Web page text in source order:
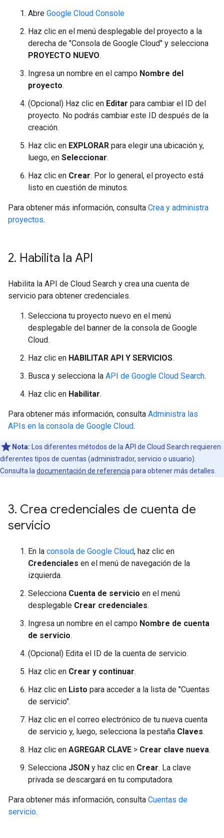
Abre Google Cloud Console
Haz clic en el menú desplegable del proyecto a la
derecha de "Consola de Google Cloud" y selecciona
PROYECTO NUEVO.
Ingresa un nombre en el campo Nombre del
proyecto.
(Opcional) Haz clic en Editar para cambiar el ID del
proyecto. No podrás cambiar este ID después de la
creación.
Haz clic en EXPLORAR para elegir una ubicación y,
luego, en Seleccionar.
Haz clic en Crear. Por lo general, el proyecto está
listo en cuestión de minutos.
Para obtener más información, consulta Crea y administra
proyectos.
2. Habilita la API
Habilita la API de Cloud Search y crea una cuenta de
servicio para obtener credenciales.
Selecciona tu proyecto nuevo en el menú
desplegable del banner de la consola de Google
Cloud.
Haz clic en HABILITAR API Y SERVICIOS.
Busca y selecciona la API de Google Cloud Search.
Haz clic en Habilitar.
Para obtener más información, consulta Administra las
APIs en la consola de Google Cloud.
Nota: Los diferentes métodos de la API de Cloud Search requieren
diferentes tipos de cuentas (administrador, servicio o usuario).
Consulta la documentación de referencia para obtener más detalles.
3. Crea credenciales de cuenta de
servicio
En la consola de Google Cloud, haz clic en
Credenciales en el menú de navegación de la
izquierda.
Selecciona Cuenta de servicio en el menú
desplegable Crear credenciales.
Ingresa un nombre en el campo Nombre de cuenta
de servicio.
(Opcional) Edita el ID de la cuenta de servicio.
Haz clic en Crear y continuar.
Haz clic en Listo para acceder a la lista de "Cuentas
de servicio".
Haz clic en el correo electrónico de tu nueva cuenta
de servicio y, luego, selecciona la pestaña Claves.
Haz clic en AGREGAR CLAVE > Crear clave nueva.
Selecciona JSON y haz clic en Crear. La clave
privada se descargará en tu computadora.
Para obtener más información, consulta Cuentas de
servicio.